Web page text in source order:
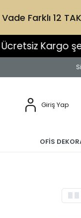
Farklı 12
Giriş Yap
OFİS